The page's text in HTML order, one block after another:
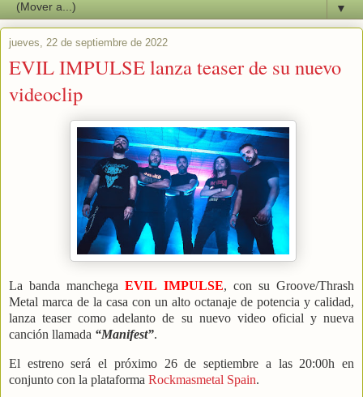
▼
jueves, 22 de septiembre de 2022
EVIL IMPULSE lanza teaser de su nuevo
videoclip
La banda manchegaEVIL IMPULSE, con su Groove/Thrash
Metal marca de la casa con un alto octanaje de potencia y calidad,
lanza teaser como adelanto de su nuevo video oficial y nueva
canción llamada “Manifest”.
El estreno será el próximo 26 de septiembre a las 20:00h en
conjunto con la plataforma Rockmasmetal Spain.